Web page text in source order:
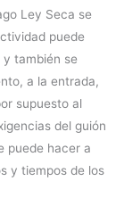
Ley Seca se
puede
también se
a la entrada,
supuesto al
del guión
puede hacer a
y tiempos de los